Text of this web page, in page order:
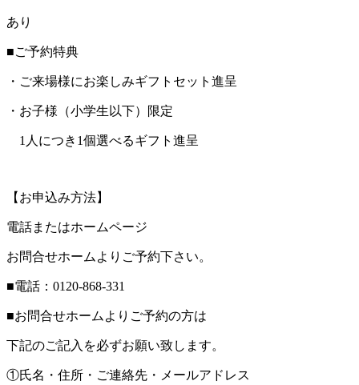
あり
■ご予約特典
・ご来場様にお楽しみギフトセット進呈
・お子様（小学生以下）限定
1人につき1個選べるギフト進呈
【お申込み方法】
電話またはホームページ
お問合せホームよりご予約下さい。
■電話：0120-868-331
■お問合せホームよりご予約の方は
下記のご記入を必ずお願い致します。
①氏名・住所・ご連絡先・メールアドレス